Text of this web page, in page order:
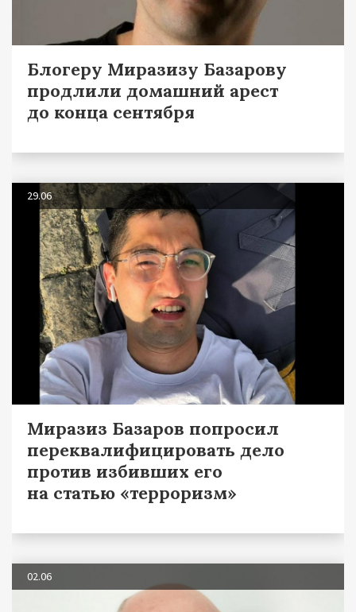
Блогеру Миразизу Базарову
продлили домашний арест
до конца сентября
29.06
Миразиз Базаров попросил
переквалифицировать дело
против избивших его
на статью «терроризм»
02.06